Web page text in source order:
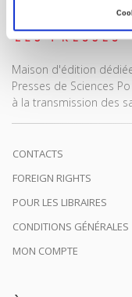
Maison d'édition
Presses de Sciences
à la transmission des
CONTACTS
FOREIGN RIGHTS
POUR LES LIBRAIRES
CONDITIONS GÉNÉRALES
MON COMPTE